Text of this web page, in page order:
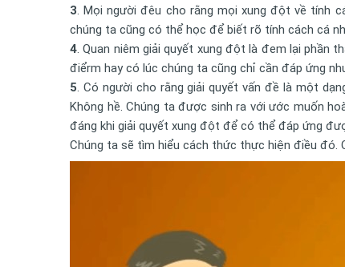
3. Mọi người đêu cho rằng mọi xung đột về tính
chúng ta cũng có thể học để biết rõ tính cách cá
4. Quan niêm giải quyết xung đột là đem lại phần
điểrm hay có lúc chúng ta cũng chỉ cần đáp ứng
5. Có người cho rằng giải quyết vấn đề là một
Không hề. Chúng ta được sinh ra với ước muốn
đáng khi giải quyết xung đột để có thể đáp ứng
Chúng ta sẽ tìm hiểu cách thức thực hiện điều đó.